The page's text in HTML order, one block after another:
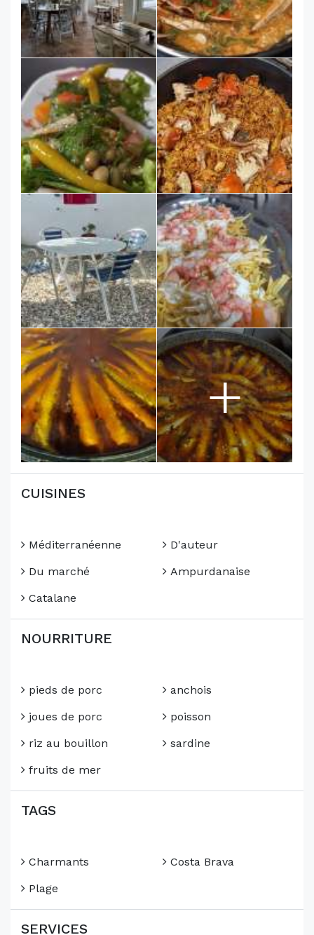
+
CUISINES
Méditerranéenne
Du marché
Catalane
D'auteur
Ampurdanaise
NOURRITURE
pieds de porc
joues de porc
riz au bouillon
fruits de mer
anchois
poisson
sardine
TAGS
Charmants
Plage
Costa Brava
SERVICES